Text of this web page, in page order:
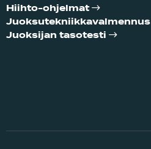
Hiihto-ohjelmat
Juoksutekniikka­valmennus
Juoksijan tasotesti